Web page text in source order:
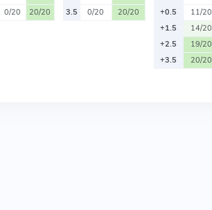
0/20 20/20
3.5
0/20 20/20
+0.5
11/20
+1.5
14/20
+2.5
19/20
+3.5
20/20